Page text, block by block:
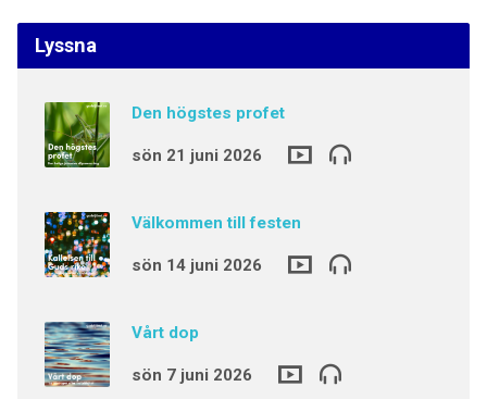
Lyssna
Den högstes profet
sön 21 juni 2026
Välkommen till festen
sön 14 juni 2026
Vårt dop
sön 7 juni 2026